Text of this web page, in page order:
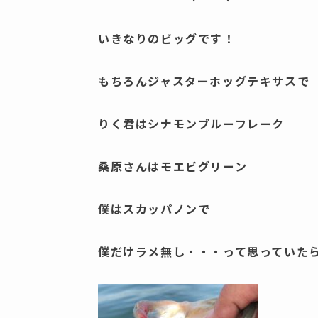
いきなりのビッグです！
もちろんジャスターホッグテキサスで
りく君はシナモンブルーフレーク
桑原さんはモエビグリーン
僕はスカッパノンで
僕だけラメ無し・・・って思っていた